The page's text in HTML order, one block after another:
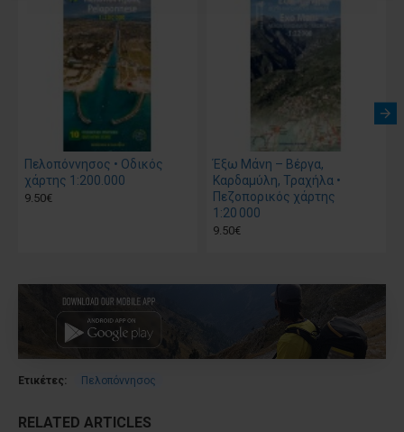
Πελοπόννησος • Οδικός
χάρτης 1:200.000
9.50€
Έξω Μάνη – Βέργα,
Καρδαμύλη, Τραχήλα •
Πεζοπορικός χάρτης
1:20 000
9.50€
Ετικέτες: Πελοπόννησος
RELATED ARTICLES